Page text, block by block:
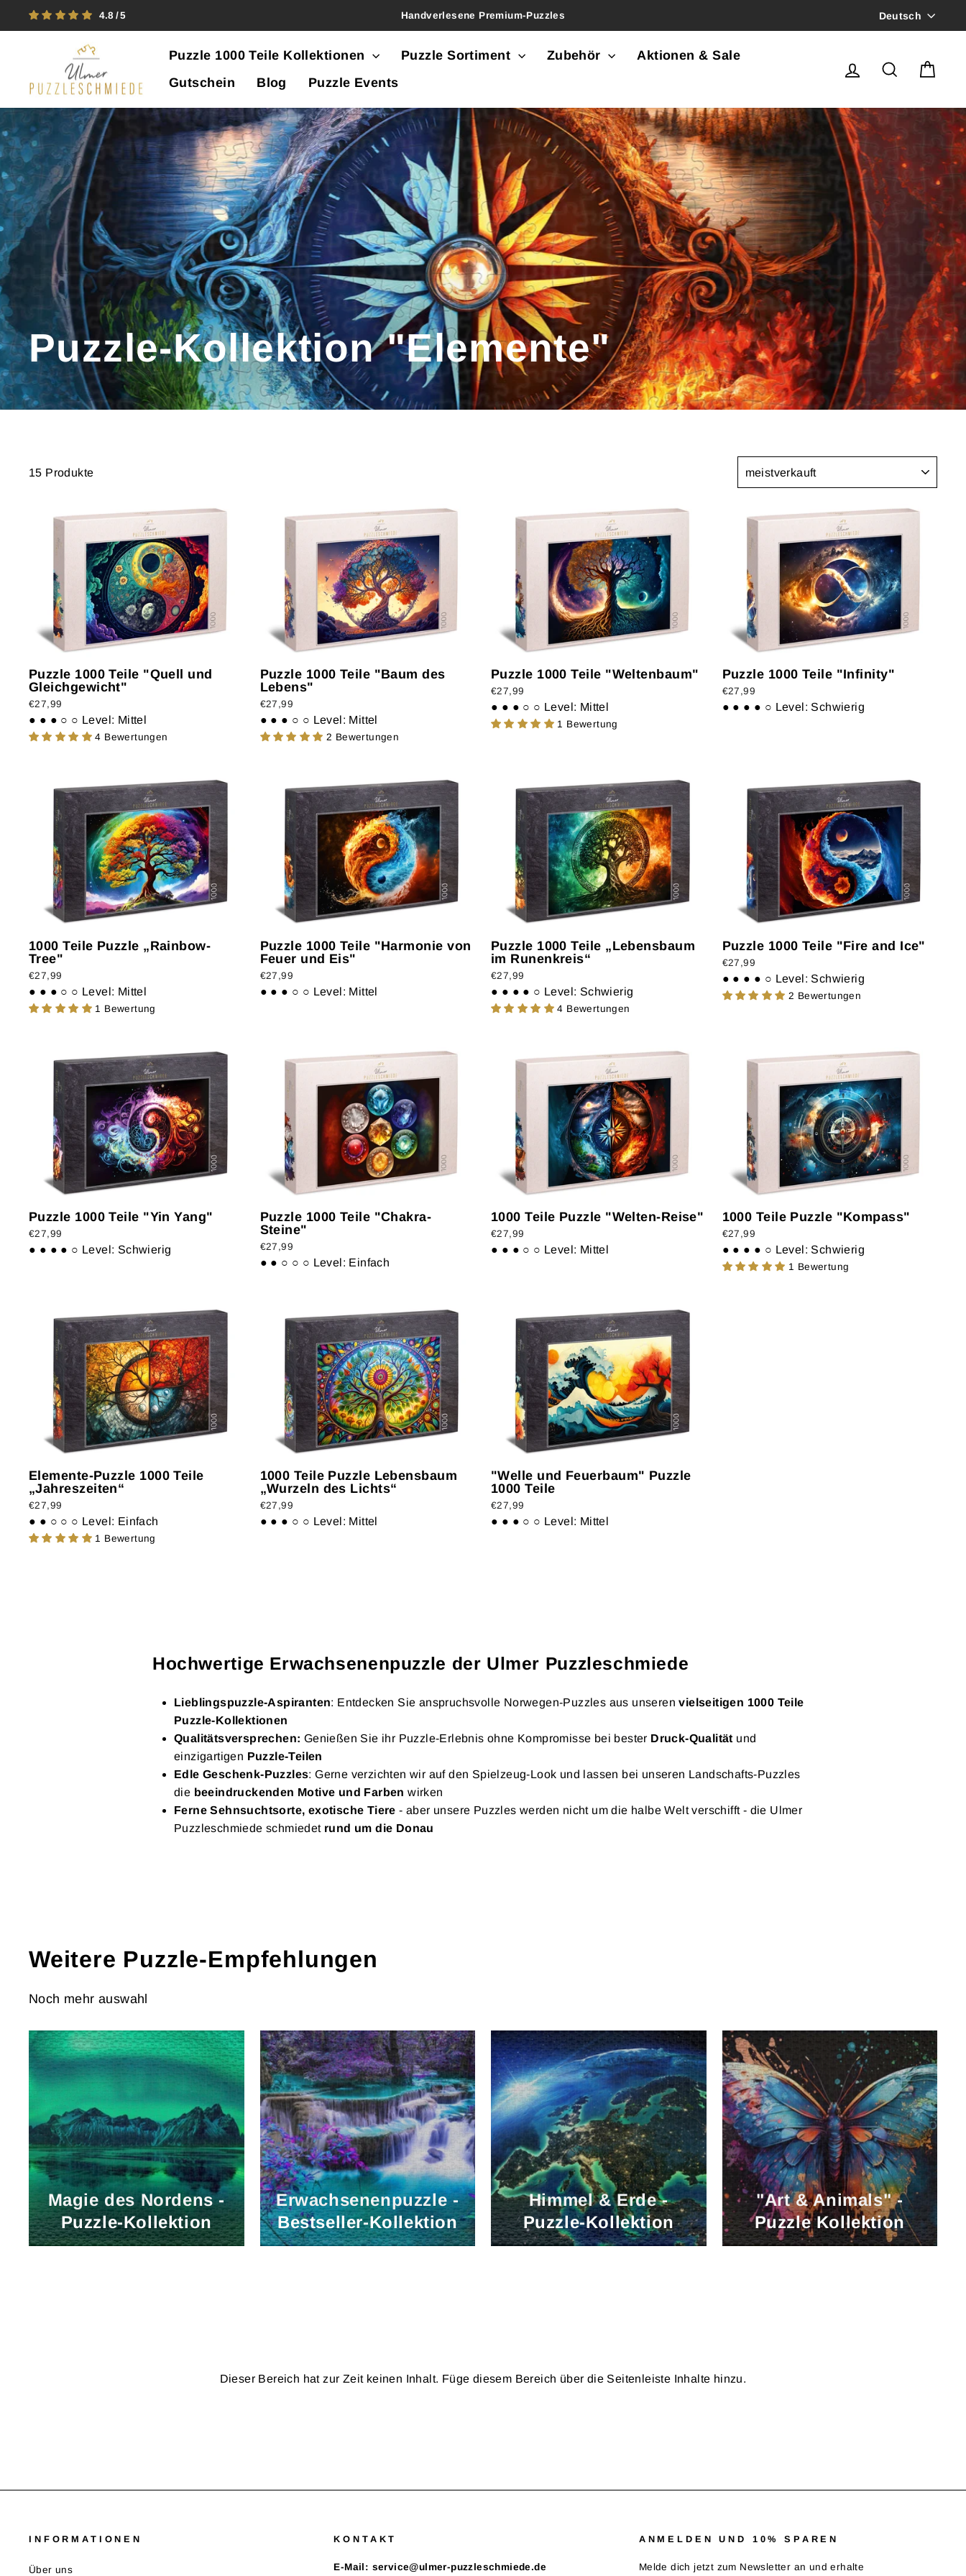
4.8 Handverlesene Premium-Puzzles Deutsch
Puzzle 1000 Teile Kollektionen Puzzle Sortiment Zubehör
Aktionen & Sale
Gutschein
Blog Puzzle Events
Einloggen
Suche
Puzzle-Kollektion "Elemente"
15 Produkte
Puzzle 1000 Teile "Quell und
Gleichgewicht"
€27,99
● ● ● ○ ○ Level: Mittel
4 Bewertungen
Puzzle 1000 Teile "Baum des
Lebens"
€27,99
● ● ● ○ ○ Level: Mittel
2 Bewertungen
Puzzle 1000 Teile "Weltenbaum"
€27,99
● ● ● ○ ○ Level: Mittel
1 Bewertung
Puzzle 1000 Teile "Infinity"
€27,99
● ● ● ● ○ Level: Schwierig
1000 Teile Puzzle „Rainbow-
Tree"
€27,99
● ● ● ○ ○ Level: Mittel
1 Bewertung
Puzzle 1000 Teile "Harmonie von
Feuer und Eis"
€27,99
● ● ● ○ ○ Level: Mittel
Puzzle 1000 Teile „Lebensbaum
im Runenkreis“
€27,99
● ● ● ● ○ Level: Schwierig
4 Bewertungen
Puzzle 1000 Teile "Fire and Ice"
€27,99
● ● ● ● ○ Level: Schwierig
2 Bewertungen
Puzzle 1000 Teile "Yin Yang"
€27,99
● ● ● ● ○ Level: Schwierig
Puzzle 1000 Teile "Chakra-
Steine"
€27,99
● ● ○ ○ ○ Level: Einfach
1000 Teile Puzzle "Welten-Reise"
€27,99
● ● ● ○ ○ Level: Mittel
1000 Teile Puzzle "Kompass"
€27,99
● ● ● ● ○ Level: Schwierig
1 Bewertung
Elemente-Puzzle 1000 Teile
„Jahreszeiten“
€27,99
● ● ○ ○ ○ Level: Einfach
1 Bewertung
1000 Teile Puzzle Lebensbaum
„Wurzeln des Lichts“
€27,99
● ● ● ○ ○ Level: Mittel
"Welle und Feuerbaum" Puzzle
1000 Teile
€27,99
● ● ● ○ ○ Level: Mittel
Hochwertige Erwachsenenpuzzle der Ulmer Puzzleschmiede
Lieblingspuzzle-Aspiranten: Entdecken Sie anspruchsvolle Norwegen-Puzzles aus unserenvielseitigen 1000 Teile
Puzzle-Kollektionen
Qualitätsversprechen: Genießen Sie ihr Puzzle-Erlebnis ohne Kompromisse bei bester Druck-Qualität und
einzigartigen Puzzle-Teilen
Edle Geschenk-Puzzles: Gerne verzichten wir auf den Spielzeug-Look und lassen bei unseren Landschafts-Puzzles
die beeindruckenden Motive und Farben wirken
Ferne Sehnsuchtsorte, exotische Tiere - aber unsere Puzzles werden nicht um die halbe Welt verschifft - die Ulmer
Puzzleschmiede schmiedet rund um die Donau
Weitere Puzzle-Empfehlungen
Noch mehr auswahl
Magie des Nordens -
Puzzle-Kollektion
Erwachsenenpuzzle -
Bestseller-Kollektion
Himmel & Erde -
Puzzle-Kollektion
"Art & Animals" -
Puzzle Kollektion
Dieser Bereich hat zur Zeit keinen Inhalt. Füge diesem Bereich über die Seitenleiste Inhalte hinzu.
INFORMATIONEN
Über uns
KONTAKT
E-Mail: service@ulmer-puzzleschmiede.de
ANMELDEN UND 10% SPAREN
Melde dich jetzt zum Newsletter an und erhalte